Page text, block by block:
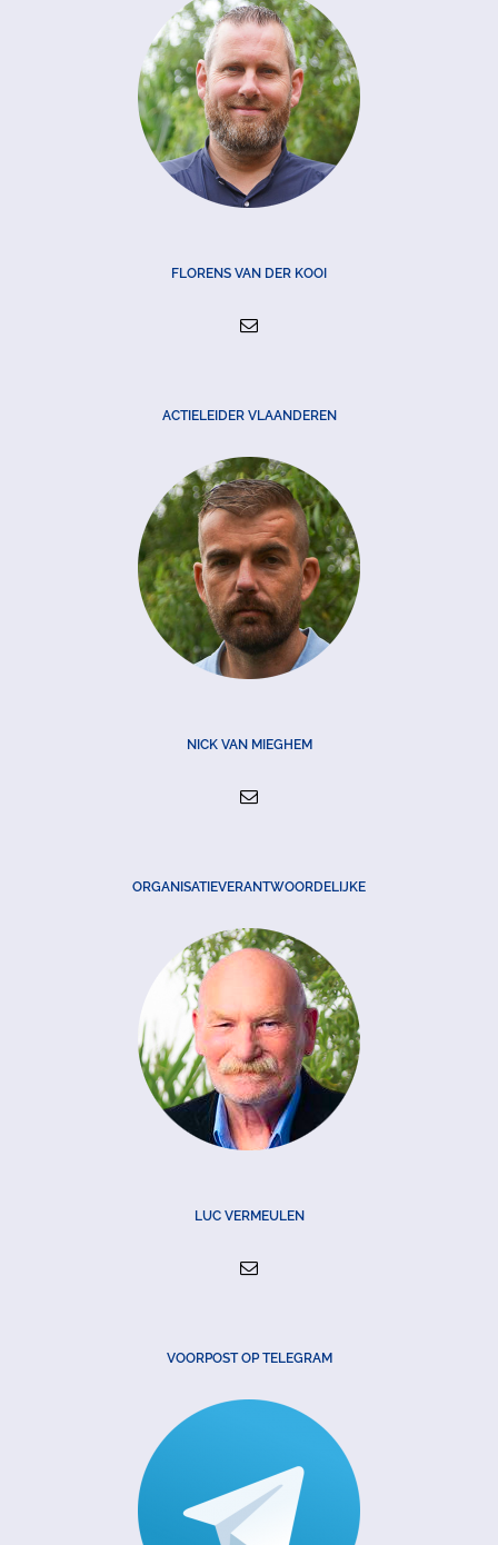
FLORENS VAN DER KOOI
ACTIELEIDER VLAANDEREN
NICK VAN MIEGHEM
ORGANISATIEVERANTWOORDELIJKE
LUC VERMEULEN
VOORPOST OP TELEGRAM